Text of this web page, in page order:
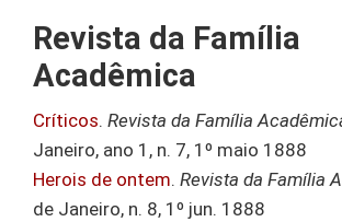
Revista da Família
Acadêmica
Críticos. Revista da Família
Janeiro, ano 1, n. 7, 1º maio 1888
Herois de ontem. Revista da Família
de Janeiro, n. 8, 1º jun. 1888